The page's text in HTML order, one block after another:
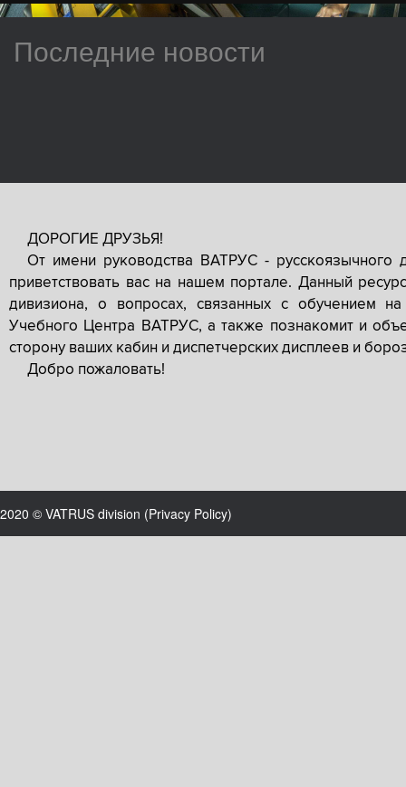
Последние новости
ДОРОГИЕ ДРУЗЬЯ!
От имени руководства ВАТРУС -
приветствовать вас на нашем портале. Данный
дивизиона, о вопросах, связанных с обучением
Учебного Центра ВАТРУС, а также познакомит и
сторону ваших кабин и диспетчерских дисплеев и
Добро пожаловать!
2020 © VATRUS division (Privacy Policy)